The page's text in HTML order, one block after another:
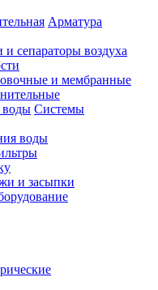
Арматура
сепараторы воздуха
и мембранные
Системы
воды
и засыпки